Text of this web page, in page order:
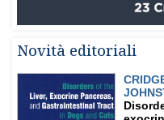
Novità editoriali